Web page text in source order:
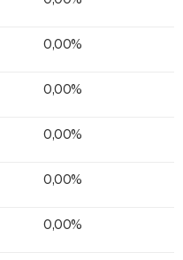
0,00%
0,00%
0,00%
0,00%
0,00%